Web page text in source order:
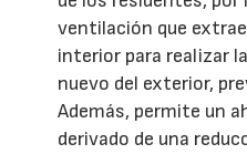
ventilación que
interior para realizar
nuevo del exterior,
Además, permite un
derivado de una